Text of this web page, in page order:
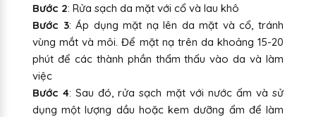
Bước 2: Rửa sạch da mặt với cổ và lau khô
Bước 3: Áp dụng mặt nạ lên da mặt và cổ, tránh
vùng mắt và môi. Để mặt nạ trên da khoảng 15-20
phút để các thành phần thẩm thấu vào da và làm
việc
Bước 4: Sau đó, rửa sạch mặt với nước ấm và sử
dụng một lượng dầu hoặc kem dưỡng ẩm để làm